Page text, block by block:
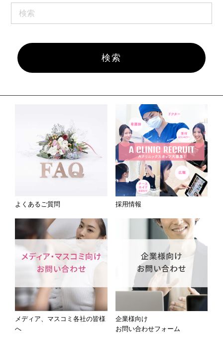
よくあるご質問 採用情報
メディア、マスコミ各社の皆様
へ
企業様向け
お問い合わせフォーム